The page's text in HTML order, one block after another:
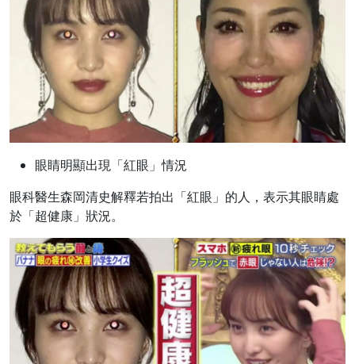
眼睛明顯出現「紅眼」情況
眼科醫生森岡清史解釋若拍出「紅眼」的人，表示其眼睛處
於「超健康」狀況。